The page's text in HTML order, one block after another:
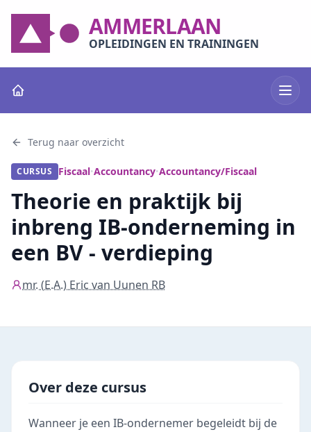
AMMERLAAN
OPLEIDINGEN EN TRAININGEN
Terug naar overzicht
CURSUS Fiscaal•Accountancy•Accountancy/Fiscaal
Theorie en praktijk bij
inbreng IB-onderneming in
een BV - verdieping
mr. (E.A.) Eric van Uunen RB
Over deze cursus
Wanneer je een IB-ondernemer begeleidt bij de